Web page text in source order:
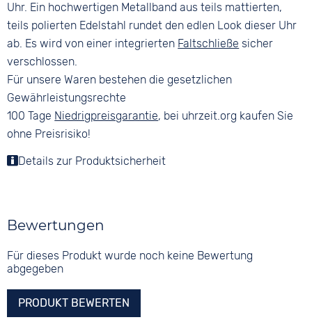
Uhr. Ein hochwertigen Metallband aus teils mattierten,
teils polierten Edelstahl rundet den edlen Look dieser Uhr
ab. Es wird von einer integrierten Faltschließe sicher
verschlossen.
Für unsere Waren bestehen die gesetzlichen
Gewährleistungsrechte
100 Tage Niedrigpreisgarantie, bei uhrzeit.org kaufen Sie
ohne Preisrisiko!
Details zur Produktsicherheit
Bewertungen
Für dieses Produkt wurde noch keine Bewertung
abgegeben
PRODUKT BEWERTEN